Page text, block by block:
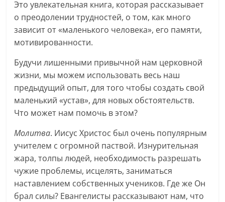
Это увлекательная книга, которая рассказывает
о преодолении трудностей, о том, как много
зависит от «маленького человека», его памяти,
мотивированности.
Будучи лишенными привычной нам церковной
жизни, мы можем использовать весь наш
предыдущий опыт, для того чтобы создать свой
маленький «устав», для новых обстоятельств.
Что может нам помочь в этом?
Молитва. Иисус Христос был очень популярным
учителем с огромной паствой. Изнурительная
жара, толпы людей, необходимость разрешать
чужие проблемы, исцелять, заниматься
наставлением собственных учеников. Где же Он
брал силы? Евангелисты рассказывают нам, что